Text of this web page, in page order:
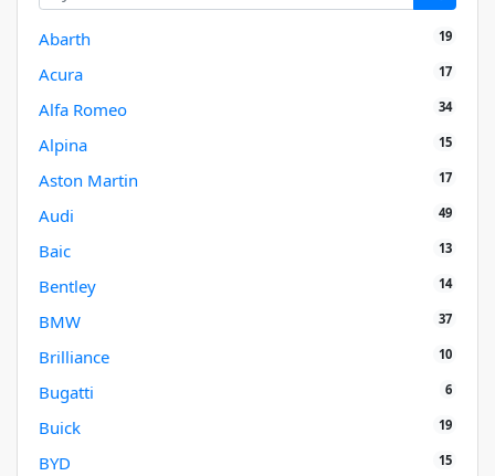
Abarth 19
Acura 17
Alfa Romeo 34
Alpina 15
Aston Martin 17
Audi 49
Baic 13
Bentley 14
BMW 37
Brilliance 10
Bugatti 6
Buick 19
BYD 15